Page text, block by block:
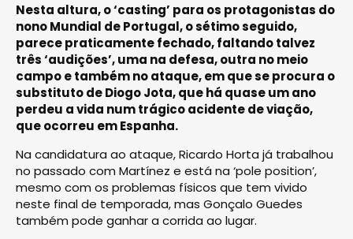
Nesta altura, o ‘casting’ para os protagonistas do
nono Mundial de Portugal, o sétimo seguido,
parece praticamente fechado, faltando talvez
três ‘audições’, uma na defesa, outra no meio
campo e também no ataque, em que se procura o
substituto de Diogo Jota, que há quase um ano
perdeu a vida num trágico acidente de viação,
que ocorreu em Espanha.
Na candidatura ao ataque, Ricardo Horta já trabalhou
no passado com Martínez e está na ‘pole position’,
mesmo com os problemas físicos que tem vivido
neste final de temporada, mas Gonçalo Guedes
também pode ganhar a corrida ao lugar.